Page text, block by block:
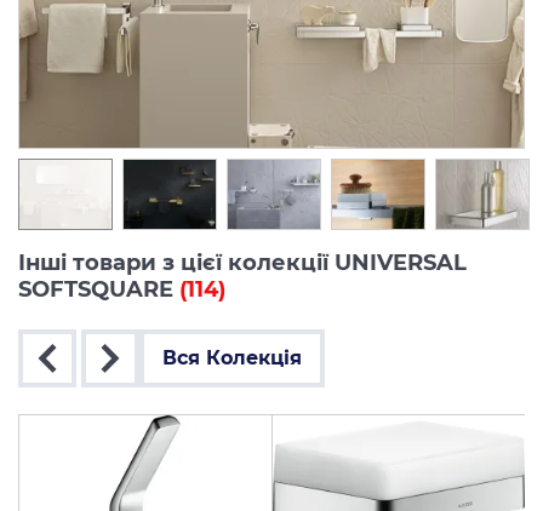
Інші товари з цієї колекції UNIVERSAL
SOFTSQUARE (114)
Вся Колекція